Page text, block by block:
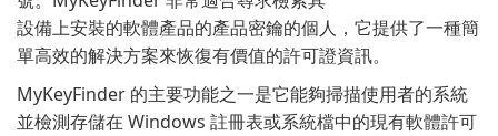
設備上安裝的軟體產品的產品密鑰的個人，它提供了一種簡
單高效的解決方案來恢復有價值的許可證資訊。
MyKeyFinder 的主要功能之一是它能夠掃描使用者的系統
並檢測存儲在 Windows 註冊表或系統檔中的現有軟體許可